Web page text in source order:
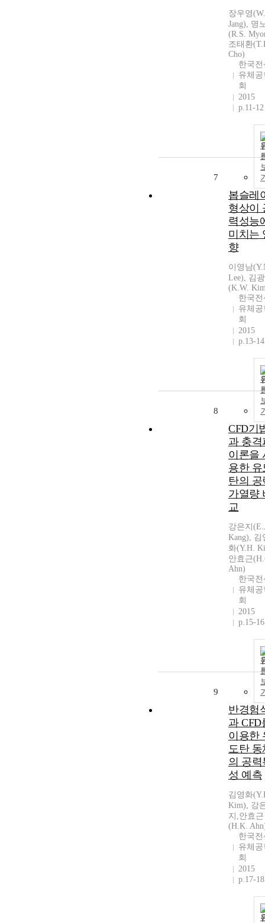
장우영
Jang), 명
(R.S.
조태환
Cho)
한국전
유체공
회
2015
p.11-12
7
봅슬레
형상이
력성능
미치는
향
이영남
Lee), 김
(K.W.
한국전
유체공
회
2015
p.13-14
8
CFD기
과 충격
이론을
용한 유
탄의 공
가열량
교
강은지
Kang), 김
화(Y.H.
안효근
Ahn)
한국전
유체공
회
2015
p.15-16
9
반경험
과 CFD
이용한
도탄 동
의 공력
성 예측
김영화
Kim), 강
지,안효근
(H.K.
한국전
유체공
회
2015
p.17-18